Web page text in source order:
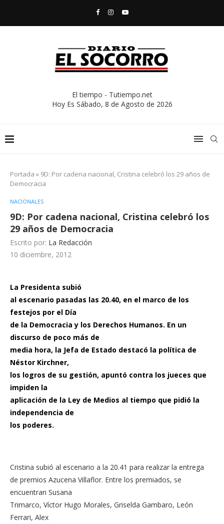
El tiempo - Tutiempo.net
Hoy Es Sábado, 8 de Agosto de 2026
Portada » 9D: Por cadena nacional, Cristina celebró los 29 años de
Democracia
NACIONALES
9D: Por cadena nacional, Cristina celebró los
29 años de Democracia
Escrito por: La Redacción
10 diciembre, 2012
La Presidenta subió
al escenario pasadas las 20.40, en el marco de los
festejos por el Día
de la Democracia y los Derechos Humanos. En un
discurso de poco más de
media hora, la Jefa de Estado destacó la política de
Néstor Kirchner,
los logros de su gestión, apuntó contra los jueces que
impiden la
aplicación de la Ley de Medios al tiempo que pidió la
independencia de
los poderes.
Cristina subió al escenario a la 20.41 para realizar la entrega
de premios Azucena Villaflor. Entre los premiados, se
encuentran Susana
Trimarco, Víctor Hugo Morales, Griselda Gambaro, León
Ferrari, Alex